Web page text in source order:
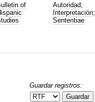
of
Autoridad;
Interpretación;
Sententiae
Guardar registros:
Guardar